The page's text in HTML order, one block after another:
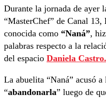
Durante la jornada de ayer
“MasterChef” de Canal 13,
conocida como “Naná”,
palabras respecto a la
del espacio Daniela Castro.
La abuelita “Naná” acusó
“abandonarla” luego de